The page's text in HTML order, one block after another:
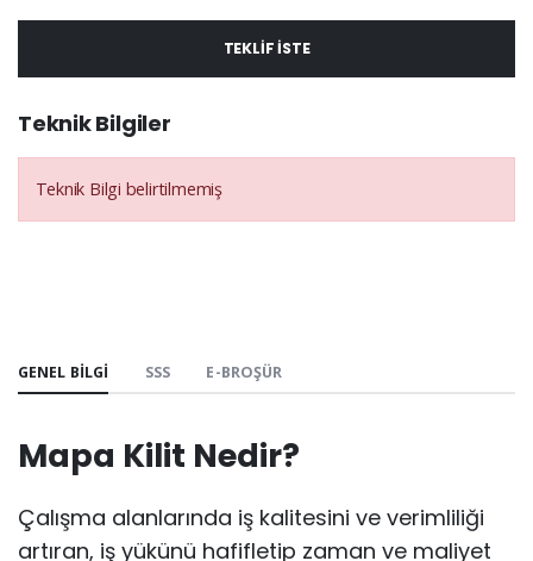
TEKLIF ISTE
Teknik Bilgiler
Teknik Bilgi belirtilmemiş
GENEL BILGI SSS E-BROŞÜR
Mapa Kilit Nedir?
Çalışma alanlarında iş kalitesini ve verimliliği
artıran, iş yükünü hafifletip zaman ve maliyet